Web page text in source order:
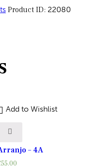
Product ID: 22080
Add to Wishlist
– 4A
55.00